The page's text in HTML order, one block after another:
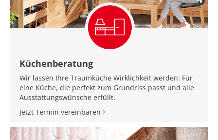
Küchenberatung
Wir lassen Ihre Traumküche Wirklichkeit werden: Für
eine Küche, die perfekt zum Grundriss passt und alle
Ausstattungswünsche erfüllt.
Jetzt Termin vereinbaren